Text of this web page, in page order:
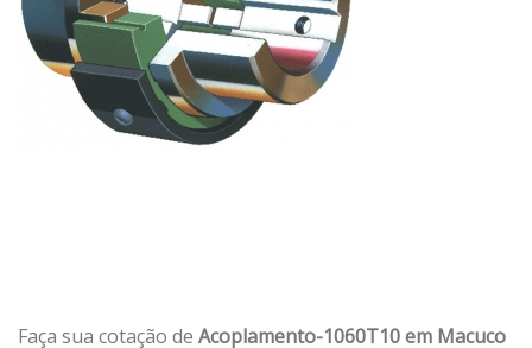
Faça sua cotação de Acoplamento-1060T10 em Macuco